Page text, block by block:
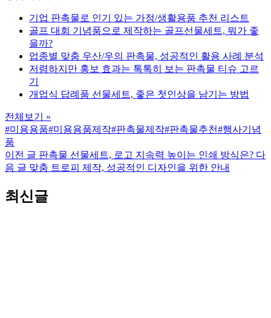
기업 판촉물로 인기 있는 가정/생활용품 추천 리스트
골프 대회 기념품으로 제작하는 골프선물세트, 뭐가 좋
을까?
업종별 맞춤 우산/우의 판촉물, 성공적인 활용 사례 분석
저렴하지만 홍보 효과는 톡톡히 보는 판촉물 티슈 고르
기
개업식 답례품 선물세트, 좋은 첫인상을 남기는 방법
전체보기 »
#미용용품#미용용품제작#판촉물제작#판촉물추천#행사기념
품
이전 글 판촉물 선물세트, 로고 지속력 높이는 인쇄 방식은? 다
음 글 맞춤 트로피 제작, 성공적인 디자인을 위한 안내
최신글